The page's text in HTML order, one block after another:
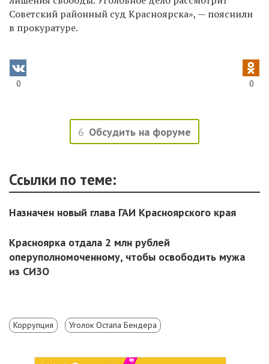
Советский районный суд Красноярска», — пояснили
в прокуратуре.
0 0
6 Обсудить на форуме
Ссылки по теме:
Назначен новый глава ГАИ Красноярского края
Красноярка отдала 2 млн рублей
оперуполномоченному, чтобы освободить мужа
из СИЗО
Коррупция Уголок Остапа Бендера